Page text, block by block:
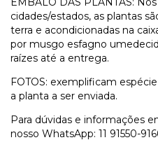
cidades/estados, as plantas
terra e acondicionadas na
por musgo esfagno
raízes até a entrega.
FOTOS: exemplificam
a planta a ser enviada.
Para dúvidas e informações
nosso WhatsApp: 11 91550-